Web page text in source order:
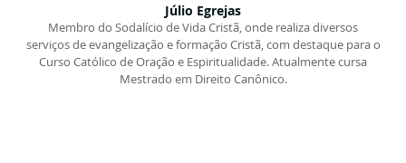
Júlio Egrejas
Membro do Sodalício de Vida Cristã, onde realiza diversos
serviços de evangelização e formação Cristã, com destaque para o
Curso Católico de Oração e Espiritualidade. Atualmente cursa
Mestrado em Direito Canônico.